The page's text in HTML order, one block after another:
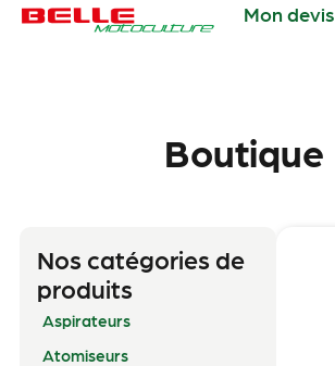
Mon devis
Boutique
Nos catégories de
produits
Aspirateurs
Atomiseurs